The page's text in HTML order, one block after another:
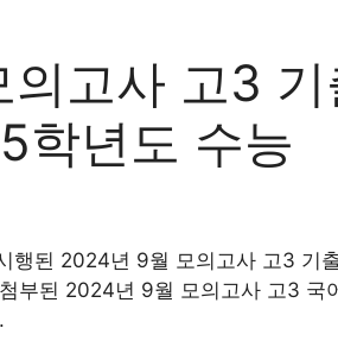
고사 고3
학년도 수능
행된 2024년 9월 모의고사 고3 기
부된 2024년 9월 모의고사 고3 국